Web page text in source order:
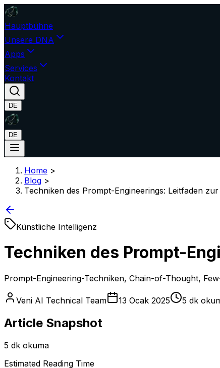
Hauptbühne
Unsere DNA
Apps
Services
Kontakt
DE
DE
Home >
Blog >
Techniken des Prompt-Engineerings: Leitfaden
Künstliche Intelligenz
Techniken des Prompt-
Prompt-Engineering-Techniken, Chain-of-Thought,
Veni AI Technical Team 13 Ocak 2025 5 dk
Article Snapshot
5 dk okuma
Estimated Reading Time